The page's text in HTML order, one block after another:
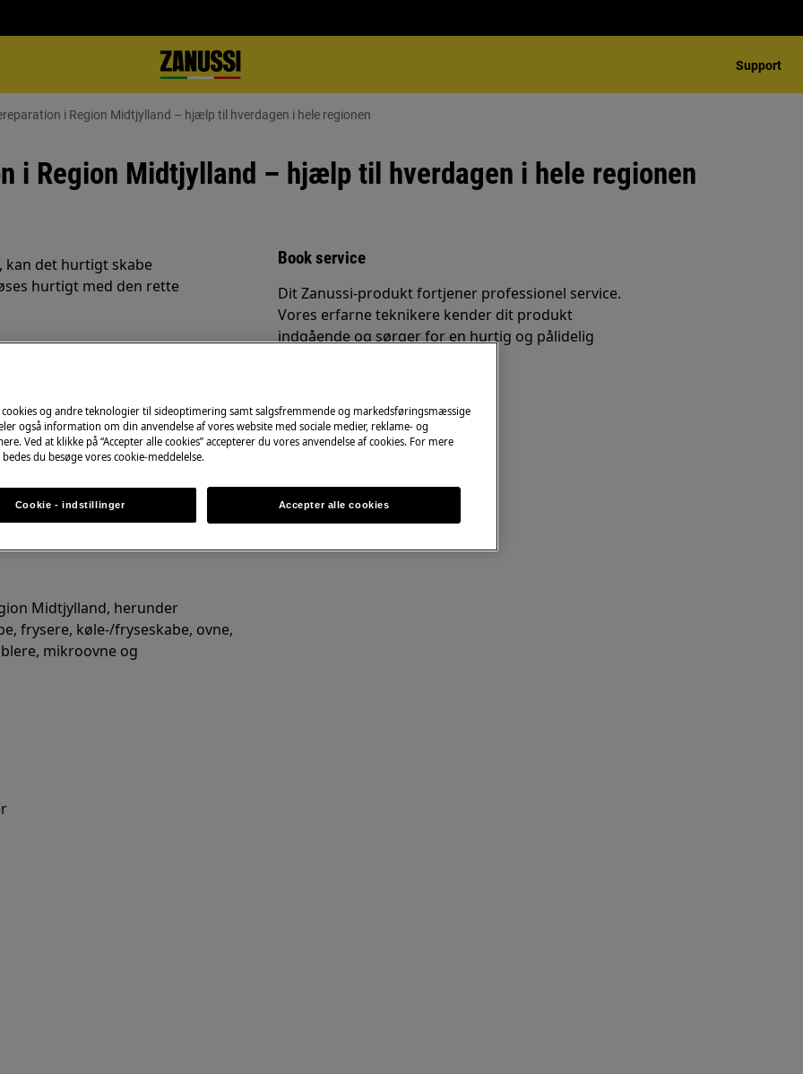
Support
i Region Midtjylland – hjælp til hverdagen i hele regionen
i Region Midtjylland – hjælp til hverdagen i hele regionen
kan det hurtigt skabe
hurtigt med den rette
kan hvidevaren bruges
Midtjylland, herunder
frysere, køle-/fryseskabe, ovne,
mikroovne og
Book service
Dit Zanussi-produkt fortjener professionel service.
Vores erfarne teknikere kender dit produkt
indgående og sørger for en hurtig og pålidelig
Book online nu
cookies og andre teknologier til sideoptimering samt salgsfremmende og markedsføringsmæssige
også information om din anvendelse af vores website med sociale medier, reklame- og
Ved at klikke på “Accepter alle cookies” accepterer du vores anvendelse af cookies. For mere
du besøge vores cookie-meddelelse.
Cookie - indstillinger Accepter alle cookies